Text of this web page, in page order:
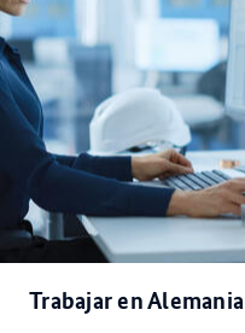
Trabajar en Alemania